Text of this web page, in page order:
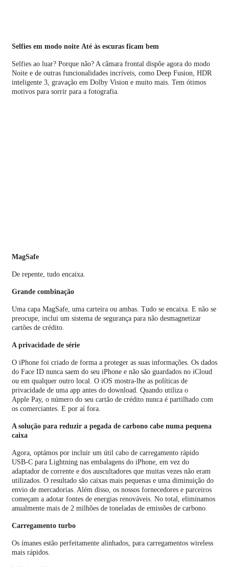
Selfies em modo noite Até às escuras ficam bem
Selfies ao luar? Porque não? A câmara frontal dispõe agora do modo
Noite e de outras funcionali­dades incríveis, como Deep Fusion, HDR
inteligente 3, gravação em Dolby Vision e muito mais. Tem ótimos
motivos para sorrir para a fotografia.
MagSafe
De repente, tudo encaixa.
Grande combinação
Uma capa MagSafe, uma carteira ou ambas. Tudo se encaixa. E não se
preocupe, inclui um sistema de segurança para não desmagnetizar
cartões de crédito.
A privacidade de série
O iPhone foi criado de forma a proteger as suas informações. Os dados
do Face ID nunca saem do seu iPhone e não são guardados no iCloud
ou em qualquer outro local. O iOS mostra-lhe as políticas de
privacidade de uma app antes do download. Quando utiliza o
Apple Pay, o número do seu cartão de crédito nunca é partilhado com
os comerciantes. E por aí fora.
A solução para reduzir a pegada de carbono cabe numa pequena
caixa
Agora, optámos por incluir um útil cabo de carregamento rápido
USB‑C para Lightning nas embalagens do iPhone, em vez do
adaptador de corrente e dos auscultadores que muitas vezes não eram
utilizados. O resultado são caixas mais pequenas e uma diminuição do
envio de mercadorias. Além disso, os nossos fornecedores e parceiros
começam a adotar fontes de energias renováveis. No total, eliminamos
anualmente mais de 2 milhões de toneladas de emissões de carbono.
Carregamento turbo
Os ímanes estão perfeitamente alinhados, para carregamentos wireless
mais rápidos.